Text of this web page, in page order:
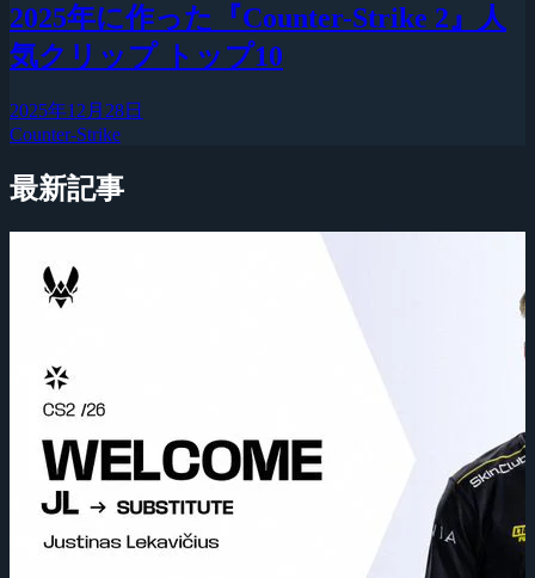
2025年に作った『Counter-Strike 2』人
気クリップ トップ10
2025年12月28日
Counter-Strike
最新記事